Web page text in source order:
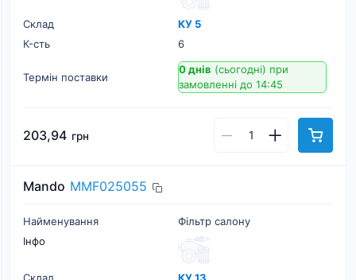
Склад
КУ 5
К-cть
6
Термін поставки
0 днів (сьогодні) при
замовленні до 14:45
203,94 грн
Mando MMF025055
Найменування
Фільтр салону
Інфо